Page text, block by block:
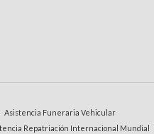
Asistencia Funeraria Vehicular
Repatriación Internacional Mundial